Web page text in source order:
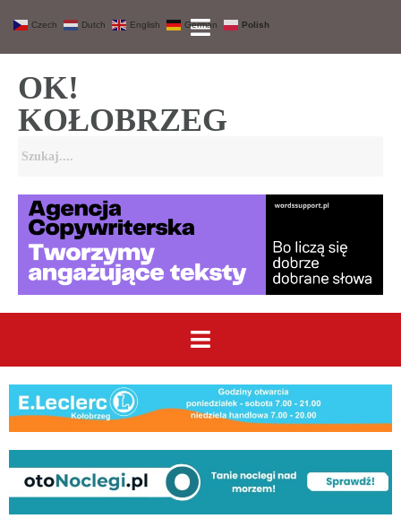
OK!
KOŁOBRZEG
Czech Dutch English German Polish